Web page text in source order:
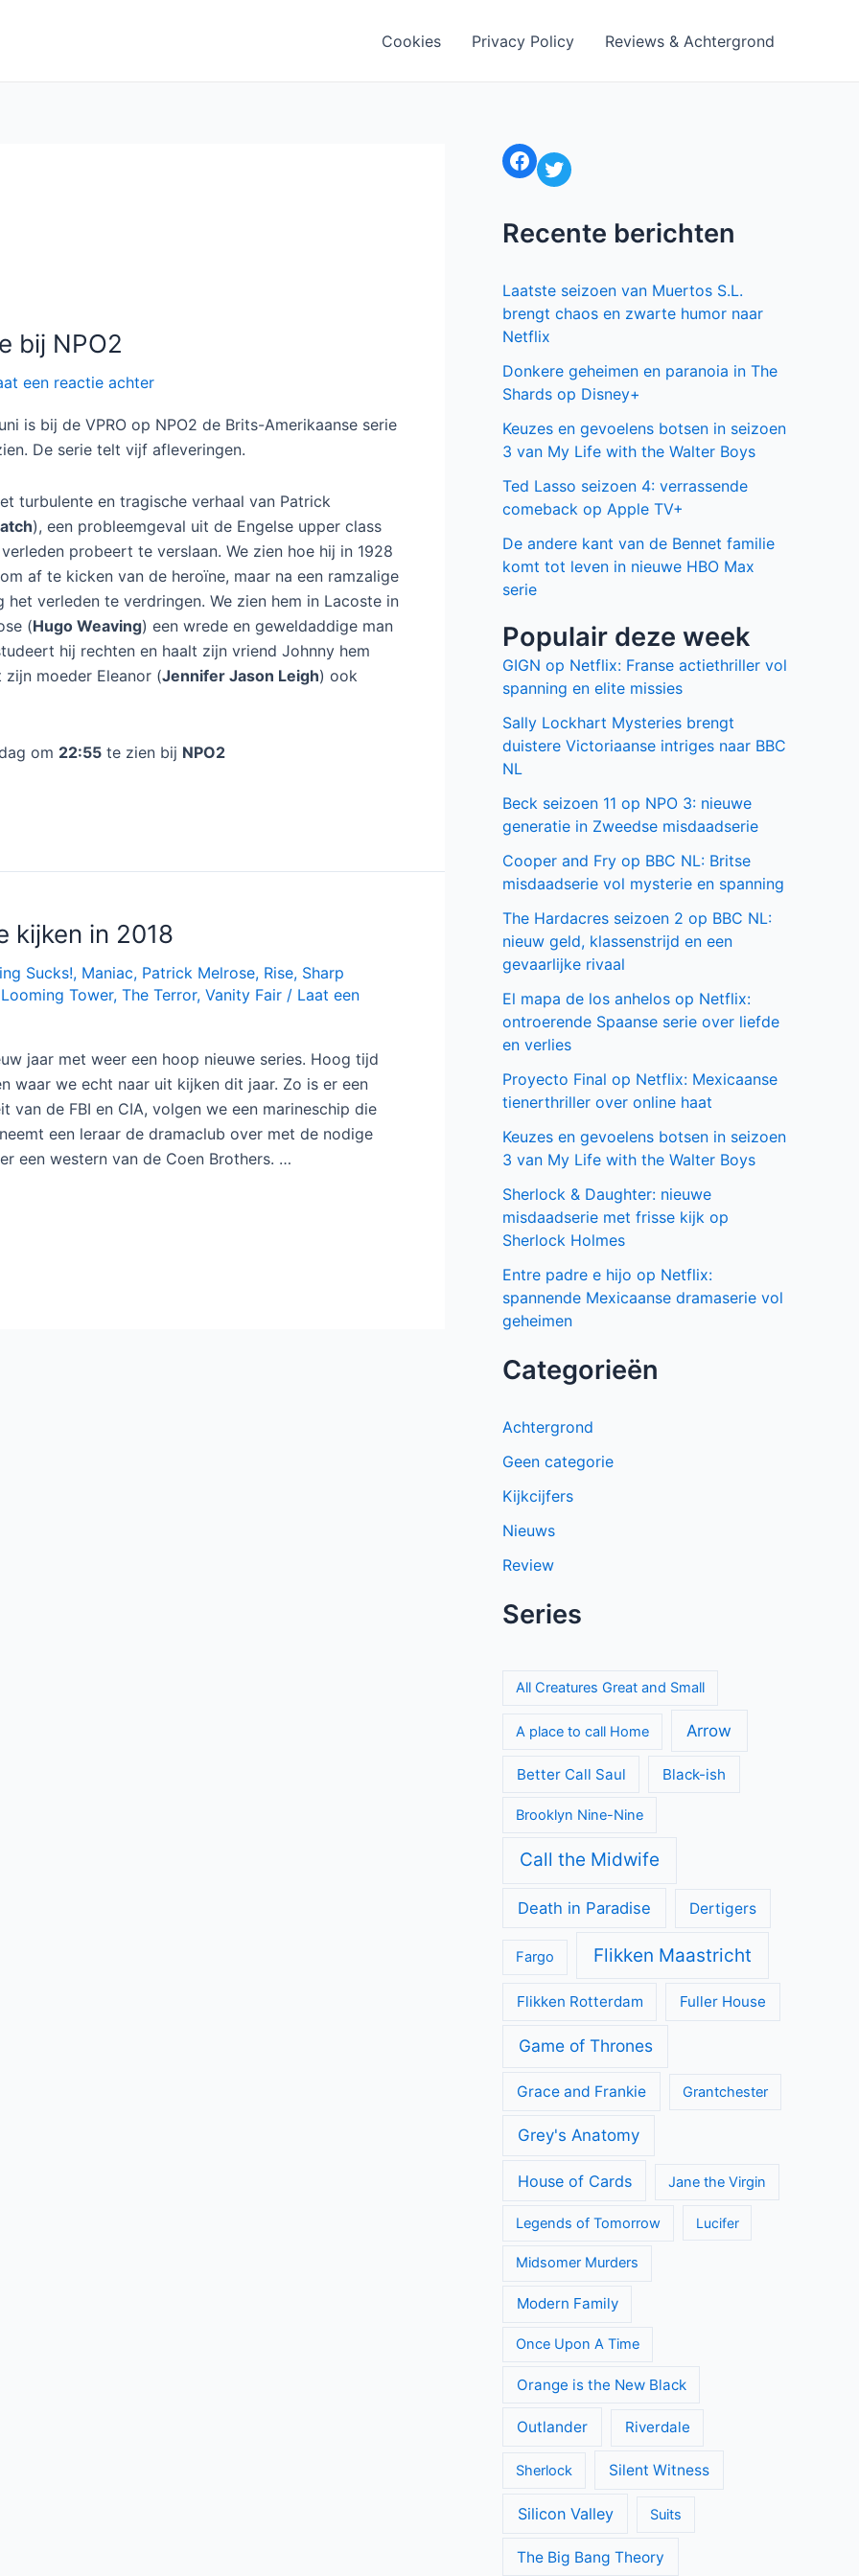
Cookies Privacy Policy Reviews & Achtergrond
bij NPO2
een reactie achter
is bij de VPRO op NPO2 de Brits-Amerikaanse serie
De serie telt vijf afleveringen.
turbulente en tragische verhaal van Patrick
), een probleemgeval uit de Engelse upper class
probeert te verslaan. We zien hoe hij in 1928
af te kicken van de heroïne, maar na een ramzalige
verleden te verdringen. We zien hem in Lacoste in
(Hugo Weaving) een wrede en geweldaddige man
hij rechten en haalt zijn vriend Johnny hem
moeder Eleanor (Jennifer Jason Leigh) ook
om 22:55 te zien bij NPO2
kijken in 2018
Sucks!, Maniac, Patrick Melrose, Rise, Sharp
Tower, The Terror, Vanity Fair / Laat een
jaar met weer een hoop nieuwe series. Hoog tijd
waar we echt naar uit kijken dit jaar. Zo is er een
van de FBI en CIA, volgen we een marineschip die
een leraar de dramaclub over met de nodige
een western van de Coen Brothers. …
Facebook Twitter
Recente berichten
Laatste seizoen van Muertos S.L.
brengt chaos en zwarte humor naar
Netflix
Donkere geheimen en paranoia in The
Shards op Disney+
Keuzes en gevoelens botsen in seizoen
3 van My Life with the Walter Boys
Ted Lasso seizoen 4: verrassende
comeback op Apple TV+
De andere kant van de Bennet familie
komt tot leven in nieuwe HBO Max
serie
Populair deze week
GIGN op Netflix: Franse actiethriller vol
spanning en elite missies
Sally Lockhart Mysteries brengt
duistere Victoriaanse intriges naar BBC
NL
Beck seizoen 11 op NPO 3: nieuwe
generatie in Zweedse misdaadserie
Cooper and Fry op BBC NL: Britse
misdaadserie vol mysterie en spanning
The Hardacres seizoen 2 op BBC NL:
nieuw geld, klassenstrijd en een
gevaarlijke rivaal
El mapa de los anhelos op Netflix:
ontroerende Spaanse serie over liefde
en verlies
Proyecto Final op Netflix: Mexicaanse
tienerthriller over online haat
Keuzes en gevoelens botsen in seizoen
3 van My Life with the Walter Boys
Sherlock & Daughter: nieuwe
misdaadserie met frisse kijk op
Sherlock Holmes
Entre padre e hijo op Netflix:
spannende Mexicaanse dramaserie vol
geheimen
Categorieën
Achtergrond
Geen categorie
Kijkcijfers
Nieuws
Review
Series
All Creatures Great and Small
A place to call Home Arrow
Better Call Saul Black-ish
Brooklyn Nine-Nine
Call the Midwife
Death in Paradise Dertigers
Fargo Flikken Maastricht
Flikken Rotterdam Fuller House
Game of Thrones
Grace and Frankie Grantchester
Grey's Anatomy
House of Cards Jane the Virgin
Legends of Tomorrow Lucifer
Midsomer Murders
Modern Family
Once Upon A Time
Orange is the New Black
Outlander Riverdale
Sherlock Silent Witness
Silicon Valley Suits
The Big Bang Theory